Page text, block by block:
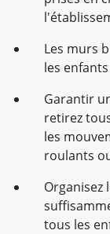
Les murs
les
Garantir
retirez
les
roulants
Organisez
tous les